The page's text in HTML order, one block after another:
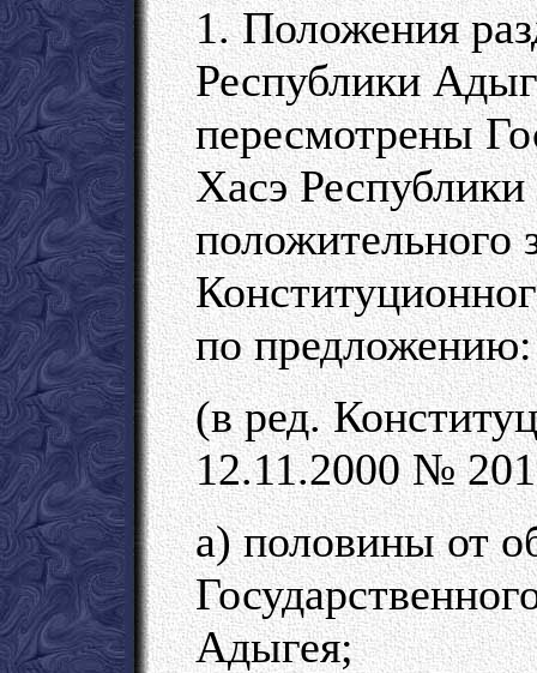
1. Положения
Республики
пересмотрены
Хасэ
положительного
по предложению:
(в ред.
12.11.2000 №
а) половины от
Адыгея;